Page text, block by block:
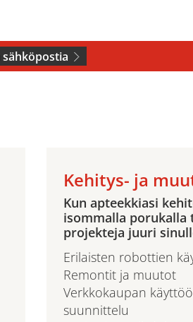
sähköpostia
Kehitys- ja
Kun apteekkiasi
isommalla porukalla
projekteja juuri
Erilaisten robottien
Remontit ja muutot
Verkkokaupan
suunnittelu